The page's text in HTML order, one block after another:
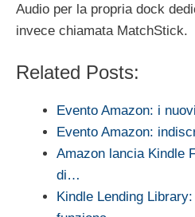
Audio per la propria dock
invece chiamata MatchStick.
Related Posts:
Evento Amazon: i
Evento Amazon:
Amazon lancia Kindle
di…
Kindle Lending